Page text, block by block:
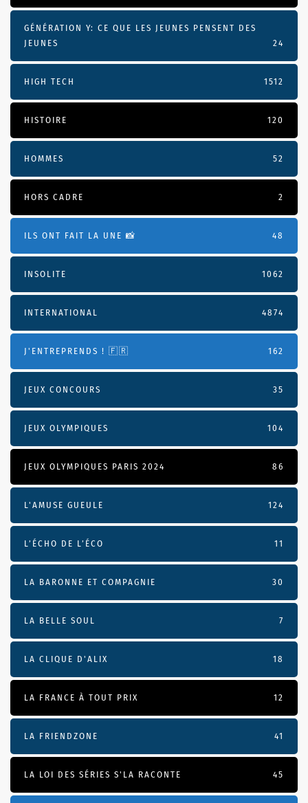
GÉNÉRATION Y: CE QUE LES JEUNES PENSENT DES
JEUNES
24
HIGH TECH 1512
HISTOIRE 120
HOMMES 52
HORS CADRE 2
ILS ONT FAIT LA UNE 📸 48
INSOLITE 1062
INTERNATIONAL 4874
J'ENTREPRENDS ! 🇫🇷 162
JEUX CONCOURS 35
JEUX OLYMPIQUES 104
JEUX OLYMPIQUES PARIS 2024 86
L'AMUSE GUEULE 124
L’ÉCHO DE L’ÉCO 11
LA BARONNE ET COMPAGNIE 30
LA BELLE SOUL 7
LA CLIQUE D'ALIX 18
LA FRANCE À TOUT PRIX 12
LA FRIENDZONE 41
LA LOI DES SÉRIES S'LA RACONTE 45